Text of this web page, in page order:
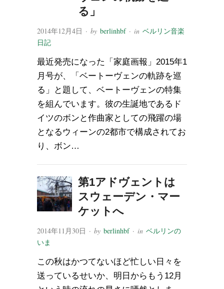
る」
2014年12月4日 · by berlinhbf· in ベルリン音楽
日記
最近発売になった「家庭画報」2015年1
月号が、「ベートーヴェンの軌跡を巡
る」と題して、ベートーヴェンの特集
を組んでいます。彼の生誕地であるド
イツのボンと作曲家としての飛躍の場
となるウィーンの2都市で構成されてお
り、ボン…
第1アドヴェントは
スウェーデン・マー
ケットへ
2014年11月30日 · by berlinhbf· in ベルリンの
いま
この秋はかつてないほど忙しい日々を
送っているせいか、明日からもう12月